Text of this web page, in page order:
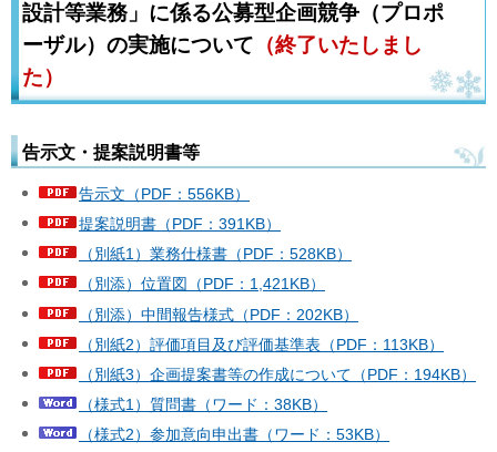
設計等業務」に係る公募型企画競争（プロポ
ーザル）の実施について （終了いたしまし
た）
告示文・提案説明書等
告示文（PDF：556KB）
提案説明書（PDF：391KB）
（別紙1）業務仕様書（PDF：528KB）
（別添）位置図（PDF：1,421KB）
（別添）中間報告様式（PDF：202KB）
（別紙2）評価項目及び評価基準表（PDF：113KB）
（別紙3）企画提案書等の作成について（PDF：194KB）
（様式1）質問書（ワード：38KB）
（様式2）参加意向申出書（ワード：53KB）